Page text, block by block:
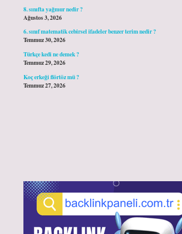
8. sınıfta yağmur nedir ?
Ağustos 3, 2026
6. sınıf matematik cebirsel ifadeler benzer terim nedir ?
Temmuz 30, 2026
Türkçe kedi ne demek ?
Temmuz 29, 2026
Koç erkeği flörtöz mü ?
Temmuz 27, 2026